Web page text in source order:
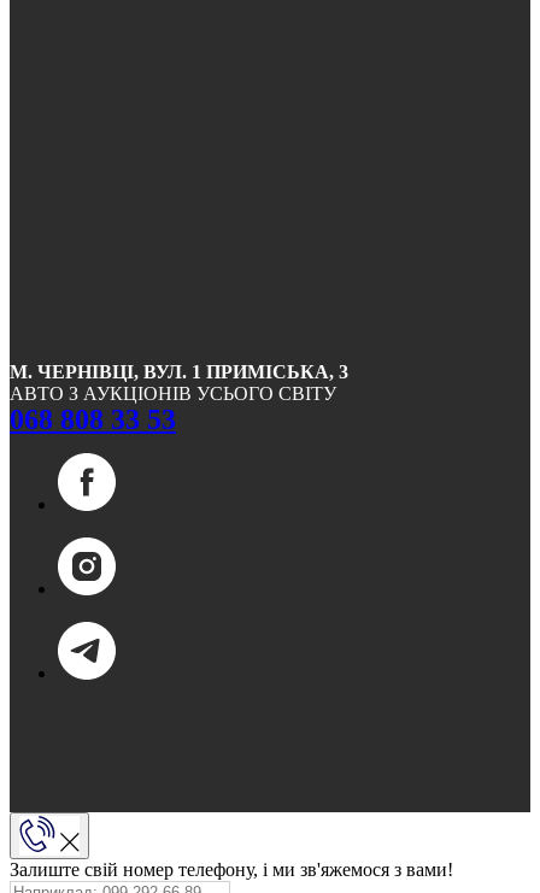
М. ЧЕРНІВЦІ, ВУЛ. 1 ПРИМІСЬКА, 3
АВТО З АУКЦІОНІВ УСЬОГО СВІТУ
068 808 33 53
Залиште свій номер телефону, і ми зв'яжемося з вами!